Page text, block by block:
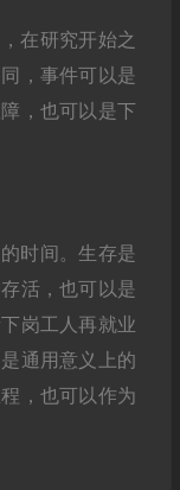
在研究开始之
，事件可以是
，也可以是下
时间。生存是
活，也可以是
岗工人再就业
通用意义上的
，也可以作为